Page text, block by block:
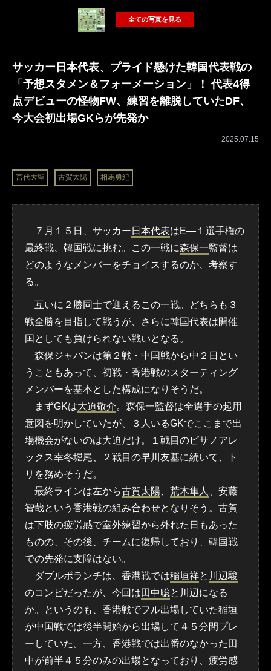
全ての写真を見る
サッカー日本代表、プライド懸けた韓国代表戦の
「予想スタメン＆フォーメーション」！ 代表4得
点デビューの怪物FW、練習を離脱していたDF、
今大会初出場GKらが先発か
2025.07.15
宮代大聖 古賀太陽 相馬勇紀
７月１５日、サッカー 日本代表はE―１選手権の
最終戦、韓国戦に挑む。この一戦に森保一監督は
どのようなメンバーをチョイスするのか、考察す
る。
互いに２勝同士で迎えるこの一戦。どちらも３
戦全勝を目指して戦うが、さらに韓国代表は開催
国としても負けられない戦いとなる。
森保ジャパンは第２戦・中国戦から中２日とい
うこともあって、初戦・香港戦のスターティング
メンバーを基本とした構成になりそうだ。
まずGKは大迫敬介。森保一監督は全選手の起用
意図を明かしていたが、３人いるGKでここまで出
場機会がないのは大迫だけ。１戦目のピサノアレ
ックス幸冬堀尾、２戦目の早川友基に続いて、ト
リを務めそうだ。
最終ラインは左から古賀太陽 荒木隼人
、安藤
智哉という香港戦の組み合わせとなりそう。古賀
は下肢の疲労感で室外練習から外れた日もあった
ものの、その後、チームに復帰しており、韓国戦
での先発に支障はない。
ダブルボランチは、香港戦では稲垣祥と 川辺駿
のコンビだったが、今回は田中聡と川辺になる
か。というのも、香港戦でフル出場していた稲垣
が中国戦では後半開始から出場して４５分間プレ
ーしていた。一方、香港戦では出番のなかった田
中が前半４５分のみの出場となっており、疲労感